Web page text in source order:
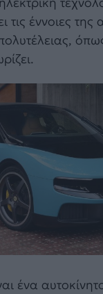
τις έννοιες
ένα